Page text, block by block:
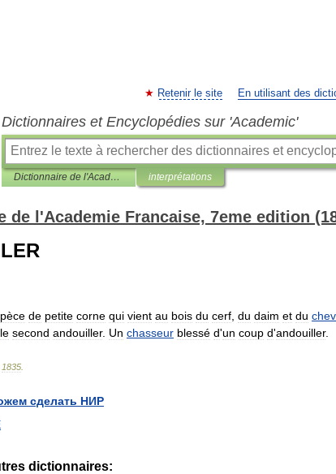
Retenir le site En utilisant des
Dictionnaires et Encyclopédies sur 'Academic'
Dictionnaire de l'Academie Francaise, 7eme edition (1835) interprétations
de l'Academie Francaise, 7eme edition
de petite corne qui vient au bois du cerf du daim et du
le second andouiller. Un chasseur blessé d'un coup d'andouiller.
1835
сделать НИР
dictionnaires: